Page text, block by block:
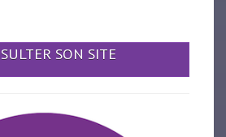
SON SITE